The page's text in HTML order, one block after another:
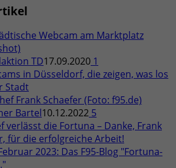
TD17.09.2020 1
in Düsseldorf, die zeigen, was los
Stadt
Bartel10.12.2022 5
verlässt die Fortuna – Danke, Frank
für die erfolgreiche Arbeit!